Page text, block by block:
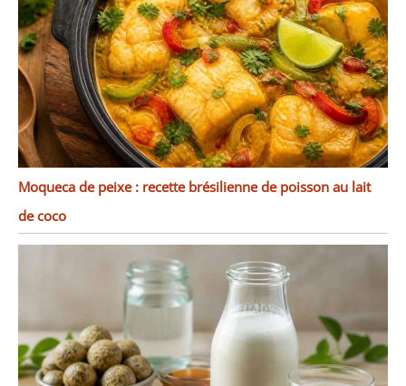
Moqueca de peixe : recette brésilienne de poisson au lait
de coco